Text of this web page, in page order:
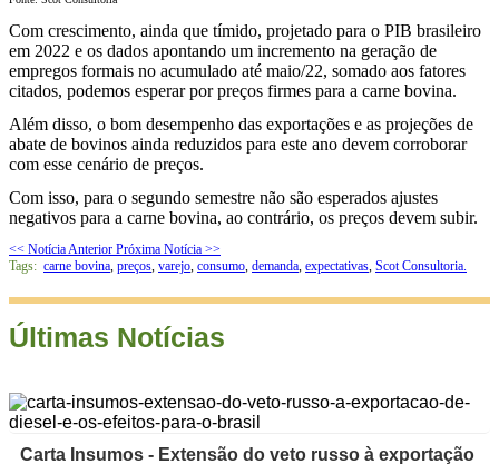
Com crescimento, ainda que tímido, projetado para o PIB brasileiro
em 2022 e os dados apontando um incremento na geração de
empregos formais no acumulado até maio/22, somado aos fatores
citados, podemos esperar por preços firmes para a carne bovina.
Além disso, o bom desempenho das exportações e as projeções de
abate de bovinos ainda reduzidos para este ano devem corroborar
com esse cenário de preços.
Com isso, para o segundo semestre não são esperados ajustes
negativos para a carne bovina, ao contrário, os preços devem subir.
<< Notícia Anterior Próxima Notícia >>
Tags: carne bovina preços varejo consumo demanda expectativas Scot Consultoria.
Últimas Notícias
Carta Insumos - Extensão do veto russo à exportação